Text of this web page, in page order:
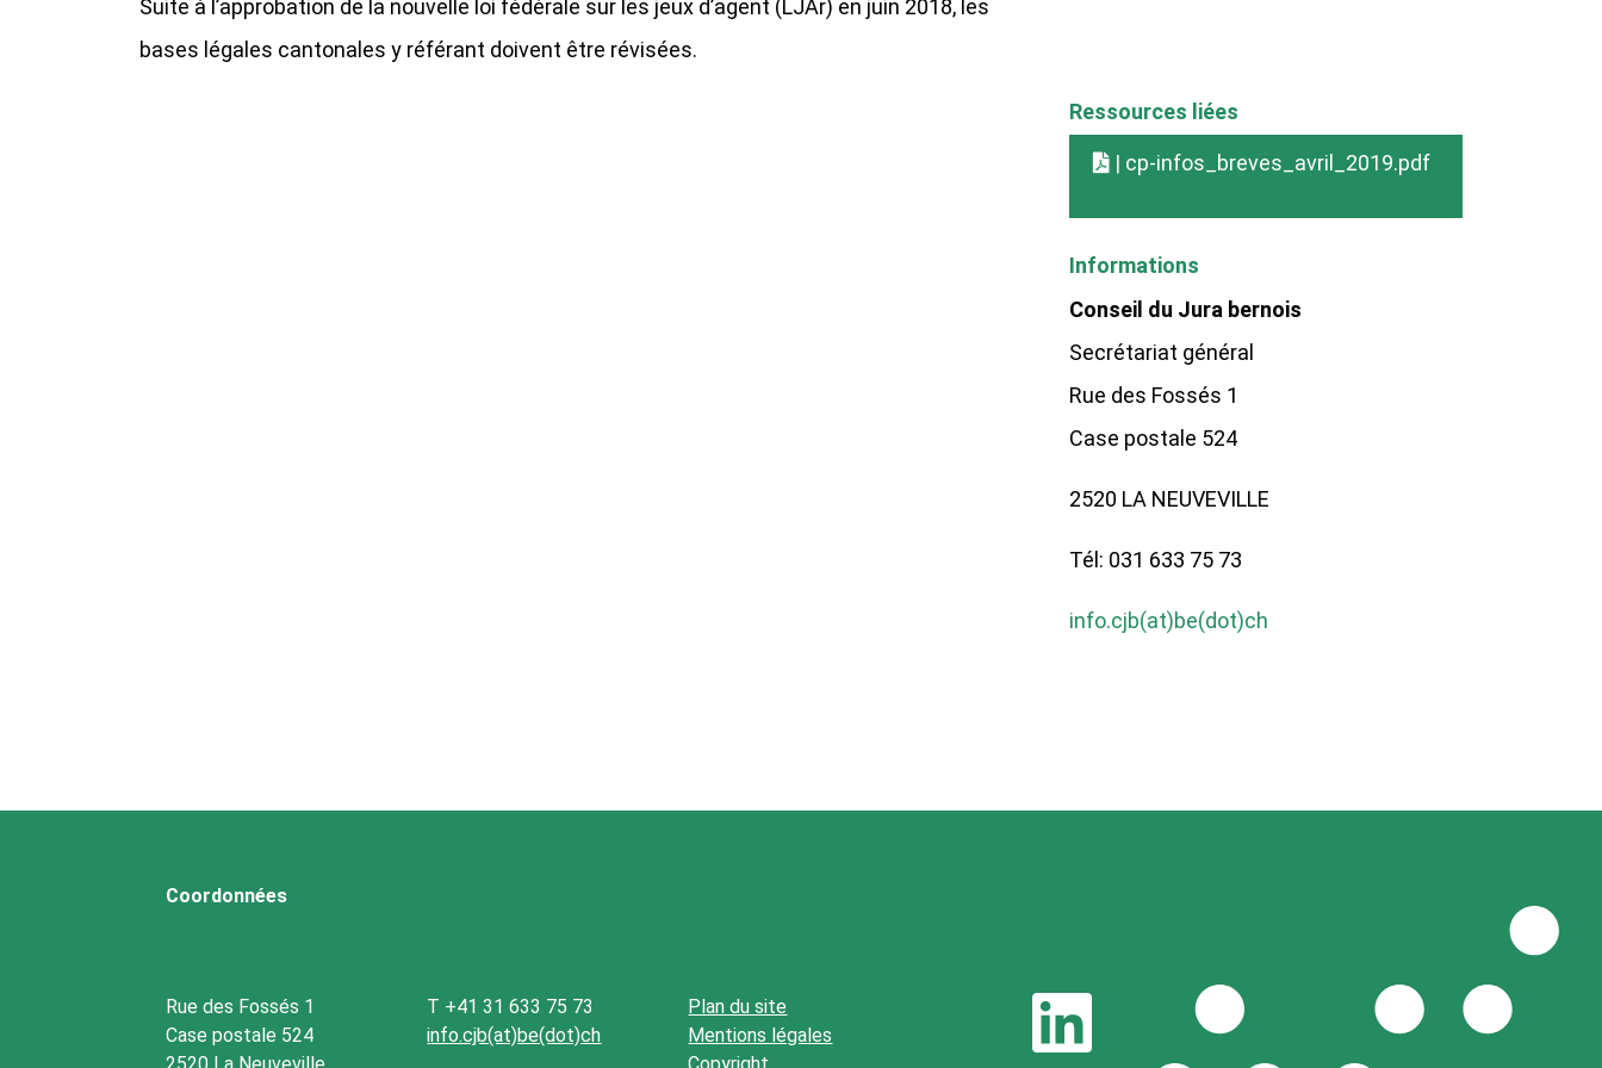
Suite à l’approbation de la nouvelle loi fédérale sur les jeux d’agent (LJAr) en juin 2018, les
bases légales cantonales y référant doivent être révisées.
Ressources liées
| cp-infos_breves_avril_2019.pdf
Informations
Conseil du Jura bernois
Secrétariat général
Rue des Fossés 1
Case postale 524
2520 LA NEUVEVILLE
Tél: 031 633 75 73
info.cjb(at)be(dot)ch
Coordonnées
Rue des Fossés 1
Case postale 524
T +41 31 633 75 73
info.cjb(at)be(dot)ch
Plan du site
Mentions légales